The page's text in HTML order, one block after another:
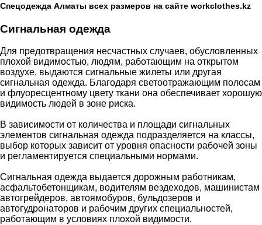
Спецодежда Алматы всех размеров на сайте workclothes.kz
Сигнальная одежда
Для предотвращения несчастных случаев, обусловленных
плохой видимостью, людям, работающим на открытом
воздухе, выдаются сигнальные жилеты или другая
сигнальная одежда. Благодаря светоотражающим полосам
и флуоресцентному цвету ткани она обеспечивает хорошую
видимость людей в зоне риска.
В зависимости от количества и площади сигнальных
элементов сигнальная одежда подразделяется на классы,
выбор которых зависит от уровня опасности рабочей зоны
и регламентируется специальными нормами.
Сигнальная одежда выдается дорожным работникам,
асфальтобетонщикам, водителям вездеходов, машинистам
автогрейдеров, автоямобуров, бульдозеров и
автогудронаторов и рабочим других специальностей,
работающим в условиях плохой видимости.